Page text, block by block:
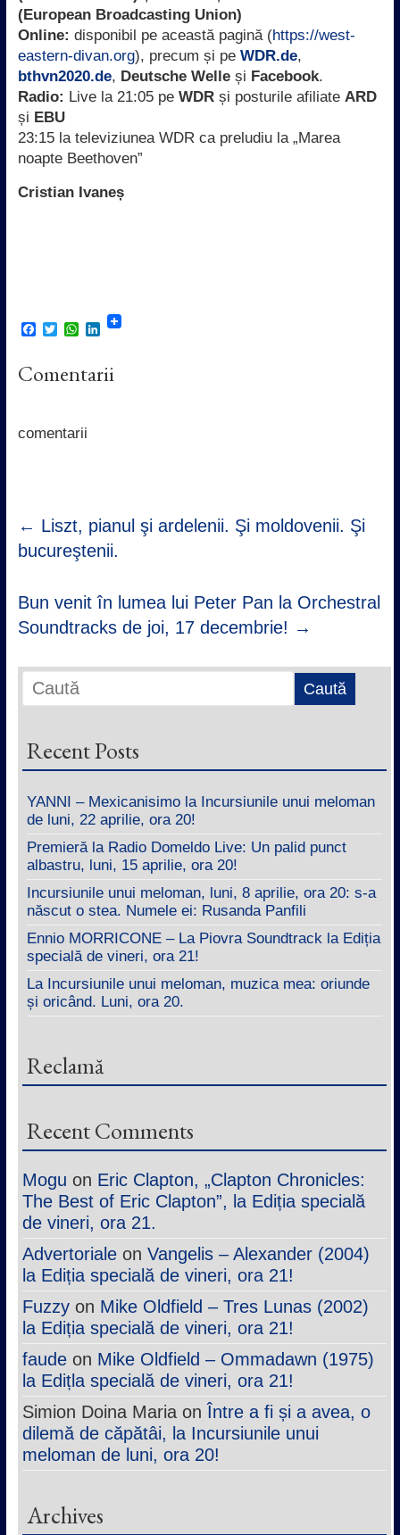
(European Broadcasting Union)
Online: disponibil pe această pagină (https://west-
eastern-divan.org), precum și pe WDR.de,
bthvn2020.de, Deutsche Welleși Facebook.
Radio: Live la 21:05 pe WDRși posturile afiliate ARD
și EBU
23:15 la televiziunea WDR ca preludiu la „Marea
noapte Beethoven”
Cristian Ivaneș
F
e
b
k
T
t
t
W
t
s
p
L
k
e
Comentarii
comentarii
← Liszt, pianul şi ardelenii. Şi moldovenii. Şi
bucureştenii.
Bun venit în lumea lui Peter Pan la Orchestral
Soundtracks de joi, 17 decembrie! →
Recent Posts
YANNI – Mexicanisimo la Incursiunile unui meloman
de luni, 22 aprilie, ora 20!
Premieră la Radio Domeldo Live: Un palid punct
albastru, luni, 15 aprilie, ora 20!
Incursiunile unui meloman, luni, 8 aprilie, ora 20: s-a
născut o stea. Numele ei: Rusanda Panfili
Ennio MORRICONE – La Piovra Soundtrack la Ediția
specială de vineri, ora 21!
La Incursiunile unui meloman, muzica mea: oriunde
și oricând. Luni, ora 20.
Reclamă
Recent Comments
Mogu on Eric Clapton, „Clapton Chronicles:
The Best of Eric Clapton”, la Ediția specială
de vineri, ora 21.
Advertorialeon Vangelis – Alexander (2004)
la Ediția specială de vineri, ora 21!
Fuzzyon Mike Oldfield – Tres Lunas (2002)
la Ediția specială de vineri, ora 21!
faudeon Mike Oldfield – Ommadawn (1975)
la Edițla specială de vineri, ora 21!
Simion Doina Mariaon Între a fi și a avea, o
dilemă de căpătâi, la Incursiunile unui
meloman de luni, ora 20!
Archives